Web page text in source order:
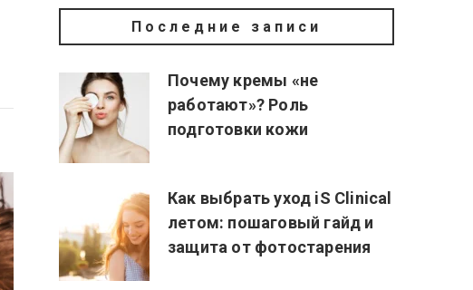
Последние записи
Почему кремы «не
работают»? Роль
подготовки кожи
Как выбрать уход iS Clinical
летом: пошаговый гайд и
защита от фотостарения